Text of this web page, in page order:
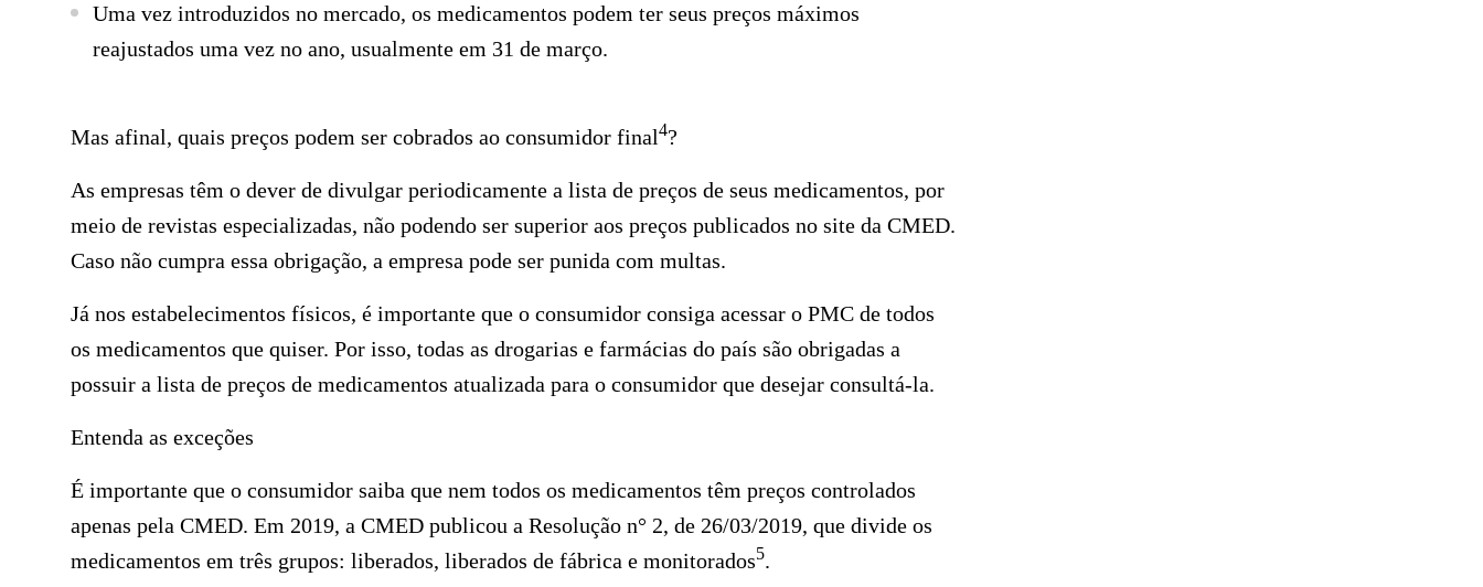
Uma vez introduzidos no mercado, os medicamentos podem ter seus preços máximos
reajustados uma vez no ano, usualmente em 31 de março.
Mas afinal, quais preços podem ser cobrados ao consumidor final4?
As empresas têm o dever de divulgar periodicamente a lista de preços de seus medicamentos, por
meio de revistas especializadas, não podendo ser superior aos preços publicados no site da CMED.
Caso não cumpra essa obrigação, a empresa pode ser punida com multas.
Já nos estabelecimentos físicos, é importante que o consumidor consiga acessar o PMC de todos
os medicamentos que quiser. Por isso, todas as drogarias e farmácias do país são obrigadas a
possuir a lista de preços de medicamentos atualizada para o consumidor que desejar consultá-la.
Entenda as exceções
É importante que o consumidor saiba que nem todos os medicamentos têm preços controlados
apenas pela CMED. Em 2019, a CMED publicou a Resolução n° 2, de 26/03/2019, que divide os
medicamentos em três grupos: liberados, liberados de fábrica e monitorados5.